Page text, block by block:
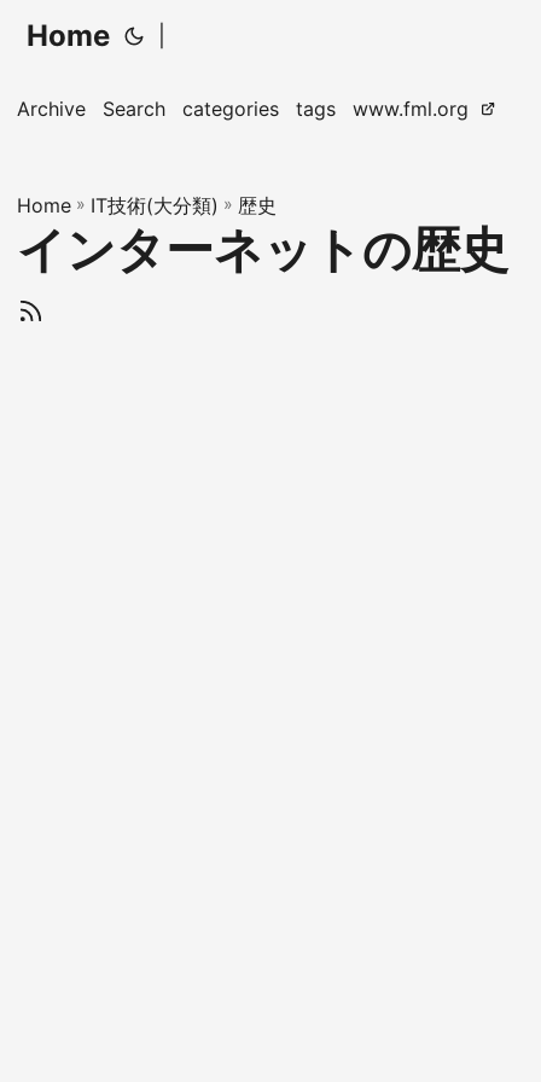
Home
Archive Search categories tags www.fml.org
Home » IT技術(大分類) » 歴史
インターネットの歴史